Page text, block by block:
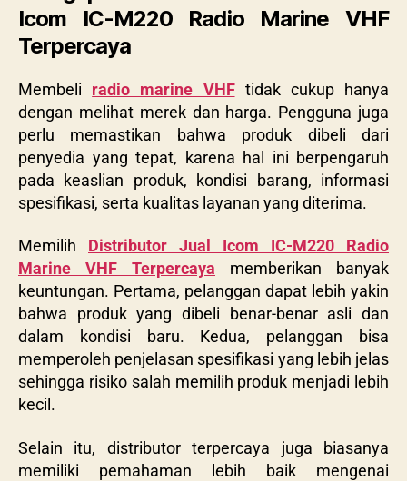
Icom IC-M220 Radio Marine VHF
Terpercaya
Membeli radio marine VHFtidak cukup hanya
dengan melihat merek dan harga. Pengguna juga
perlu memastikan bahwa produk dibeli dari
penyedia yang tepat, karena hal ini berpengaruh
pada keaslian produk, kondisi barang, informasi
spesifikasi, serta kualitas layanan yang diterima.
Memilih Distributor Jual Icom IC-M220 Radio
Marine VHF Terpercaya memberikan banyak
keuntungan. Pertama, pelanggan dapat lebih yakin
bahwa produk yang dibeli benar-benar asli dan
dalam kondisi baru. Kedua, pelanggan bisa
memperoleh penjelasan spesifikasi yang lebih jelas
sehingga risiko salah memilih produk menjadi lebih
kecil.
Selain itu, distributor terpercaya juga biasanya
memiliki pemahaman lebih baik mengenai